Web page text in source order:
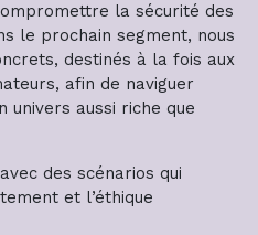
la sécurité des
le prochain segment, nous
destinés à la fois aux
afin de naviguer
univers aussi riche que
des scénarios qui
et l’éthique